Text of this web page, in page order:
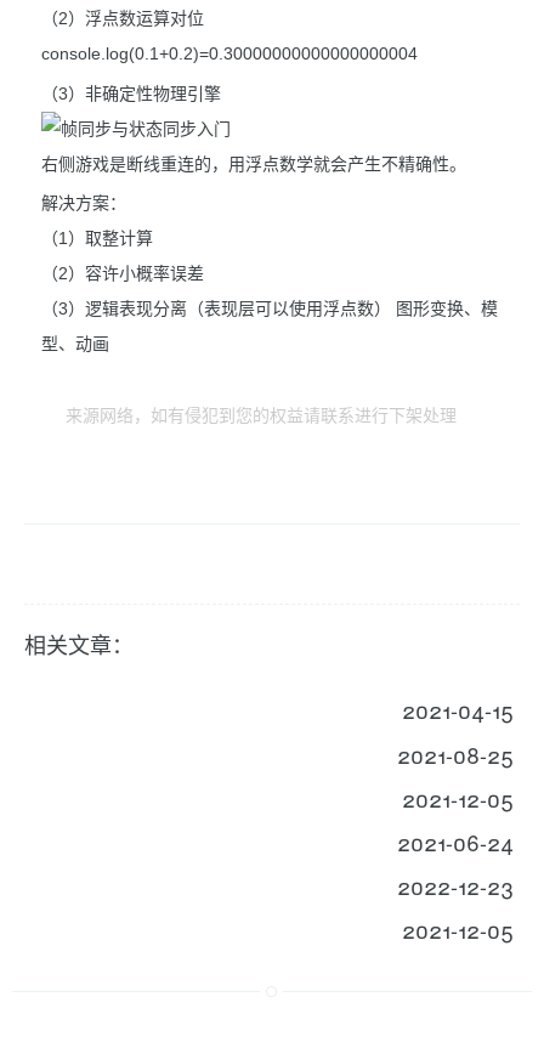
（2）浮点数运算对位
console.log(0.1+0.2)=0.30000000000000000004
（3）非确定性物理引擎
右侧游戏是断线重连的，用浮点数学就会产生不精确性。
解决方案：
（1）取整计算
（2）容许小概率误差
（3）逻辑表现分离（表现层可以使用浮点数） 图形变换、模
型、动画
来源网络，如有侵犯到您的权益请联系进行下架处理
相关文章：
2021-04-15
2021-08-25
2021-12-05
2021-06-24
2022-12-23
2021-12-05